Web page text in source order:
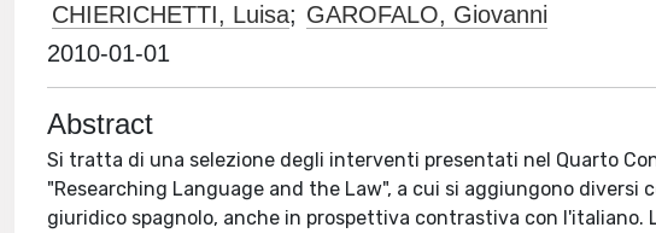
CHIERICHETTI, Luisa; GAROFALO, Giovanni
2010-01-01
Abstract
Si tratta di una selezione degli interventi presentati nel Quarto
"Researching Language and the Law", a cui si aggiungono
giuridico spagnolo, anche in prospettiva contrastiva con